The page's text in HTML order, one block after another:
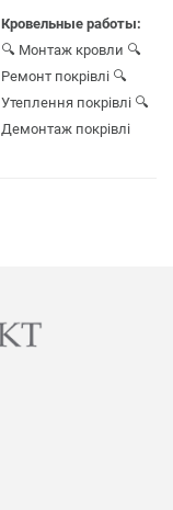
Кровельные работы:
🔍 Монтаж кровли 🔍
Ремонт покрівлі 🔍
Утеплення покрівлі 🔍
Демонтаж покрівлі